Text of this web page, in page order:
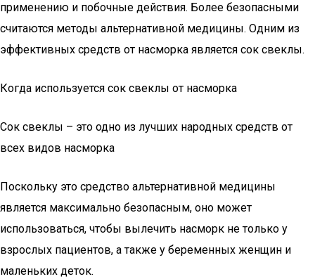
применению и побочные действия. Более безопасными
считаются методы альтернативной медицины. Одним из
эффективных средств от насморка является сок свеклы.
Когда используется сок свеклы от насморка
Сок свеклы – это одно из лучших народных средств от
всех видов насморка
Поскольку это средство альтернативной медицины
является максимально безопасным, оно может
использоваться, чтобы вылечить насморк не только у
взрослых пациентов, а также у беременных женщин и
маленьких деток.